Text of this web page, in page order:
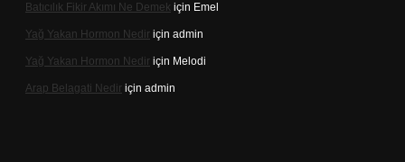
Batıcılık Fikir Akımı Ne Demek için Emel
Yağ Yakan Hormon Nedir için admin
Yağ Yakan Hormon Nedir için Melodi
Arap Belagati Nedir için admin